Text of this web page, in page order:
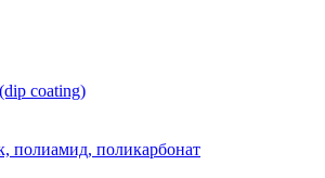
coating)
полиамид, поликарбонат